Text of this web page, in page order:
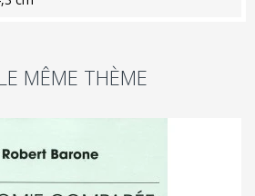
MÊME THÈME